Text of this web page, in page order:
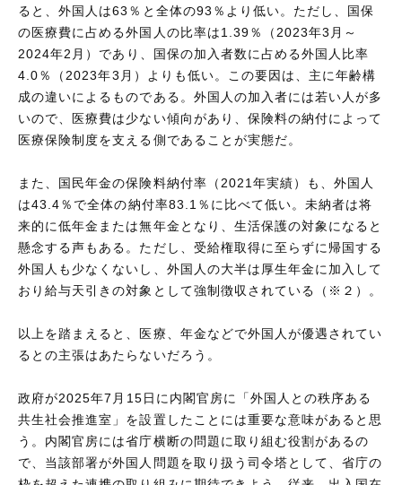
ると、外国人は63％と全体の93％より低い。ただし、国保
の医療費に占める外国人の比率は1.39％（2023年3月～
2024年2月）であり、国保の加入者数に占める外国人比率
4.0％（2023年3月）よりも低い。この要因は、主に年齢構
成の違いによるものである。外国人の加入者には若い人が多
いので、医療費は少ない傾向があり、保険料の納付によって
医療保険制度を支える側であることが実態だ。
また、国民年金の保険料納付率（2021年実績）も、外国人
は43.4％で全体の納付率83.1％に比べて低い。未納者は将
来的に低年金または無年金となり、生活保護の対象になると
懸念する声もある。ただし、受給権取得に至らずに帰国する
外国人も少なくないし、外国人の大半は厚生年金に加入して
おり給与天引きの対象として強制徴収されている（※２）。
以上を踏まえると、医療、年金などで外国人が優遇されてい
るとの主張はあたらないだろう。
政府が2025年7月15日に内閣官房に「外国人との秩序ある
共生社会推進室」を設置したことには重要な意味があると思
う。内閣官房には省庁横断の問題に取り組む役割があるの
で、当該部署が外国人問題を取り扱う司令塔として、省庁の